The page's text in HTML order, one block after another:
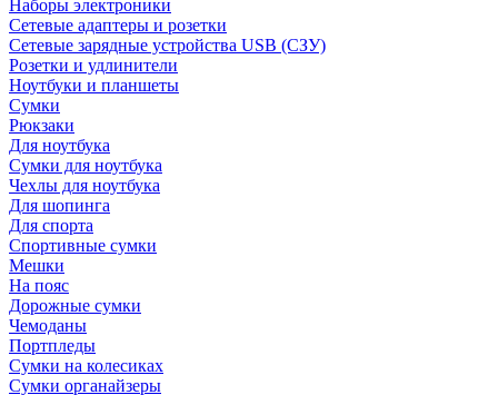
Наборы электроники
Сетевые адаптеры и розетки
Сетевые зарядные устройства USB (СЗУ)
Розетки и удлинители
Ноутбуки и планшеты
Сумки
Рюкзаки
Для ноутбука
Сумки для ноутбука
Чехлы для ноутбука
Для шопинга
Для спорта
Спортивные сумки
Мешки
На пояс
Дорожные сумки
Чемоданы
Портпледы
Сумки на колесиках
Сумки органайзеры